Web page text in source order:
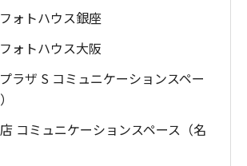
ォトハウス銀座
ォトハウス大阪
ラザ S コミュニケーションスペー
コミュニケーションスペース（名